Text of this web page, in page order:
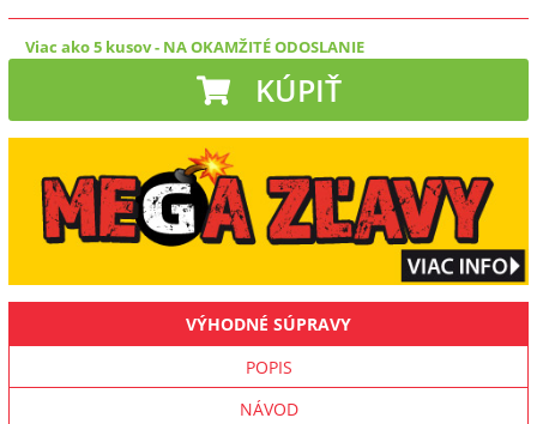
Viac ako 5 kusov- NA OKAMŽITÉ ODOSLANIE
KÚPIŤ
VÝHODNÉ SÚPRAVY
POPIS
NÁVOD